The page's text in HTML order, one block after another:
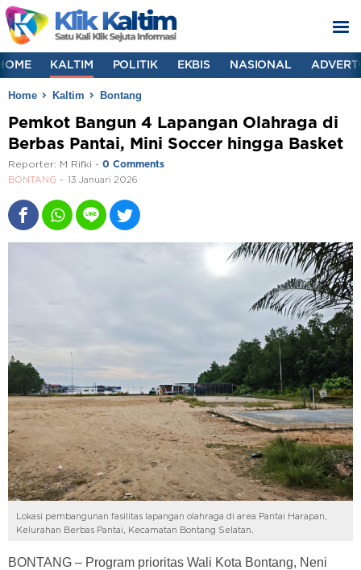
KALTIM POLITIK EKBIS NASIONAL
Home Kaltim Bontang
Pemkot Bangun 4 Lapangan Olahraga di
Berbas Pantai, Mini Soccer hingga Basket
Reporter: M Rifki - 0 Comments
BONTANG 13 Januari 2026
Lokasi pembangunan fasilitas lapangan olahraga di area Pantai Harapan,
Kelurahan Berbas Pantai, Kecamatan Bontang Selatan.
BONTANG – Program prioritas Wali Kota Bontang, Neni